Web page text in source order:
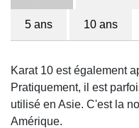
5 ans 10 ans
Karat 10 est également
Pratiquement, il est
utilisé en Asie. C'est la
Amérique.